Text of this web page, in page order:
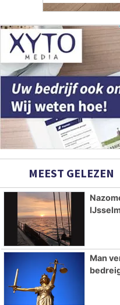
MEEST GELEZEN
Man